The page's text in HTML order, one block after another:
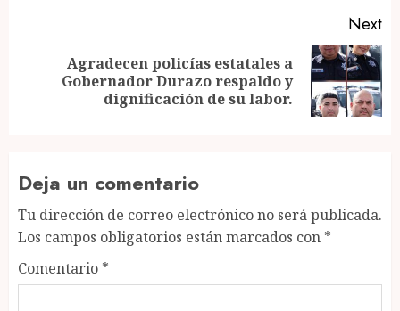
Next
Agradecen policías estatales a
Gobernador Durazo respaldo y
dignificación de su labor.
Deja un comentario
Tu dirección de correo electrónico no será publicada.
Los campos obligatorios están marcados con *
Comentario *